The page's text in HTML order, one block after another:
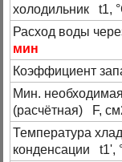
холодильник t1,
Расход воды
мин
Коэффициент
Мин.
(расчётная) F,
Температура
конденсации t1',